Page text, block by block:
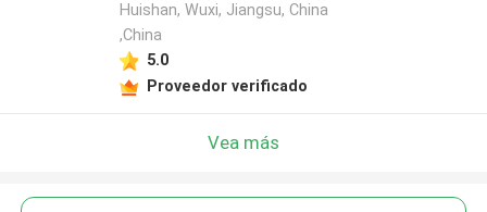
Huishan, Wuxi, Jiangsu, China
,China
5.0
Proveedor verificado
Vea más